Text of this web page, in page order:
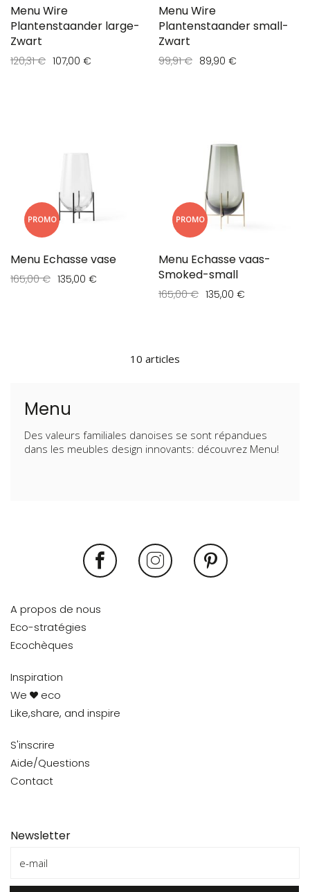
Menu Wire
Plantenstaander large-
Zwart
107,00 €
120,31 €
Menu Wire
Plantenstaander small-
Zwart
89,90 €
99,91 €
PROMO
Menu Echasse vase
135,00 €
165,00 €
PROMO
Menu Echasse vaas-
Smoked-small
135,00 €
165,00 €
10 articles
Menu
Des valeurs familiales danoises se sont répandues
dans les meubles design innovants: découvrez Menu!
A propos de nous
Eco-stratégies
Ecochèques
Inspiration
We
eco
Like,share, and inspire
S'inscrire
Aide/Questions
Contact
Newsletter